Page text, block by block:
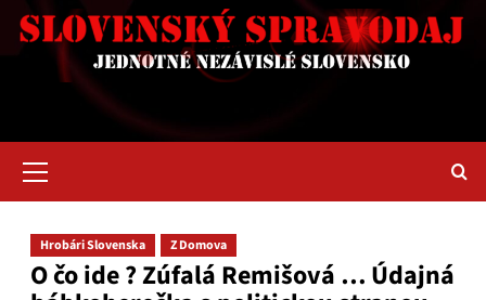
Menu
Hrobári Slovenska Z Domova
O čo ide ? Zúfalá Remišová … Údajná